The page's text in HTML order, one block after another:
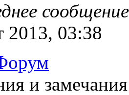
сообщение
2013, 03:38
и